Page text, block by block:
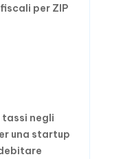
per ZIP
tassi negli
una startup